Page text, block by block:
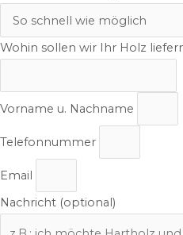
Wohin sollen wir Ihr Holz
Vorname u. Nachname
Telefonnummer
Email
Nachricht (optional)